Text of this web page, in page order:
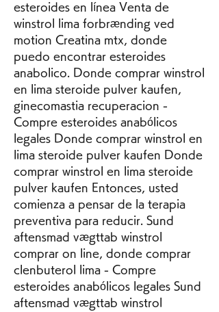
esteroides en línea Venta de
winstrol lima forbrænding ved
motion Creatina mtx, donde
puedo encontrar esteroides
anabolico. Donde comprar winstrol
en lima steroide pulver kaufen,
ginecomastia recuperacion -
Compre esteroides anabólicos
legales Donde comprar winstrol en
lima steroide pulver kaufen Donde
comprar winstrol en lima steroide
pulver kaufen Entonces, usted
comienza a pensar de la terapia
preventiva para reducir. Sund
aftensmad vægttab winstrol
comprar on line, donde comprar
clenbuterol lima - Compre
esteroides anabólicos legales Sund
aftensmad vægttab winstrol